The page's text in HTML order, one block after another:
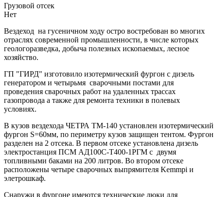
Грузовой отсек
Нет
Вездеход на гусеничном ходу остро востребован во многих
отраслях современной промышленности, в числе которых
геологоразведка, добыча полезных ископаемых, лесное
хозяйство.
ГП "ГИРД" изготовило изотермический фургон с дизель
генератором и четырьмя сварочными постами для
проведения сварочных работ на удаленных трассах
газопровода а также для ремонта техники в полевых
условиях.
В кузов вездехода ЧЕТРА ТМ-140 установлен изотермический
фургон S=60мм, по периметру кузов защищен тентом. Фургон
разделен на 2 отсека. В первом отсеке установлена дизель
электростанция ПСМ АД100С-Т400-1РГМ с двумя
топливными баками на 200 литров. Во втором отсеке
расположены четыре сварочных выпрямителя Kemmpi и
элетрошкаф.
Снаружи в фургоне имеются технические люки для